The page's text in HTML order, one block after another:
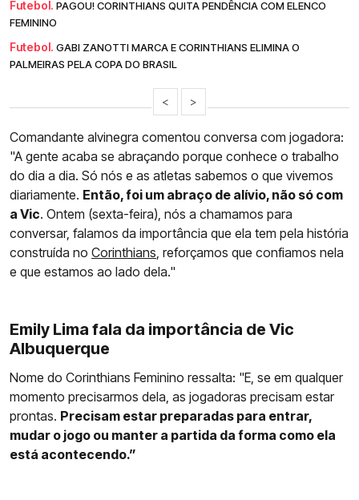
Futebol. PAGOU! CORINTHIANS QUITA PENDÊNCIA COM ELENCO
FEMININO
Futebol. GABI ZANOTTI MARCA E CORINTHIANS ELIMINA O
PALMEIRAS PELA COPA DO BRASIL
< >
Comandante alvinegra comentou conversa com jogadora:
"A gente acaba se abraçando porque conhece o trabalho
do dia a dia. Só nós e as atletas sabemos o que vivemos
diariamente. Então, foi um abraço de alívio, não só com
a Vic. Ontem (sexta-feira), nós a chamamos para
conversar, falamos da importância que ela tem pela história
construída no Corinthians, reforçamos que confiamos nela
e que estamos ao lado dela."
Emily Lima fala da importância de Vic
Albuquerque
Nome do Corinthians Feminino ressalta: "E, se em qualquer
momento precisarmos dela, as jogadoras precisam estar
prontas. Precisam estar preparadas para entrar,
mudar o jogo ou manter a partida da forma como ela
está acontecendo.”